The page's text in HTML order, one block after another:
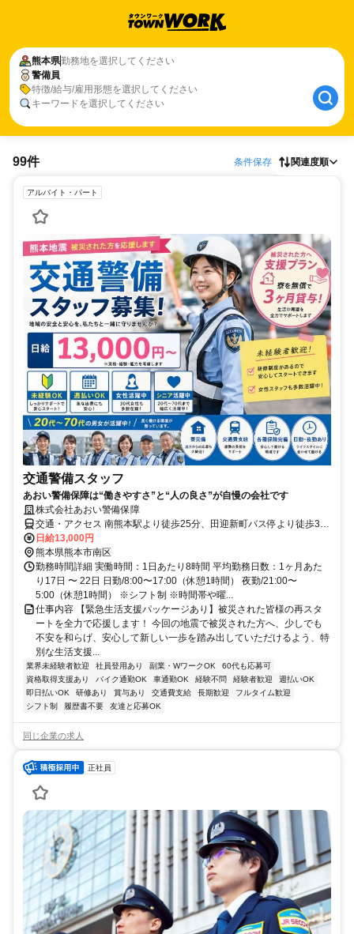
熊本県勤務地を選択してください
警備員
特徴/給与/雇用形態を選択してください
キーワードを選択してください
99件 条件保存 関連度順
アルバイト・パート
交通警備スタッフ
あおい警備保障は“働きやすさ”と“人の良さ”が自慢の会社です
株式会社あおい警備保障
交通・アクセス 南熊本駅より徒歩25分、田迎新町バス停より徒歩30
秒
日給13,000円
熊本県熊本市南区
勤務時間詳細 実働時間：1日あたり8時間 平均勤務日数：1ヶ月あた
り17日 〜 22日 日勤/8:00〜17:00（休憩1時間） 夜勤/21:00〜
5:00（休憩1時間） ※シフト制 ※時間帯や曜...
仕事内容 【緊急生活支援パッケージあり】被災された皆様の再スタ
ートを全力で応援します！ 今回の地震で被災された方へ、少しでも
不安を和らげ、安心して新しい一歩を踏み出していただけるよう、特
別な生活支援...
業界未経験者歓迎 社員登用あり 副業・WワークOK
60代も応募可
資格取得支援あり
バイク通勤OK 車通勤OK 経験不問 経験者歓迎
週払いOK
即日払いOK
研修あり 賞与あり 交通費支給 長期歓迎
フルタイム歓迎
シフト制
履歴書不要 友達と応募OK
同じ企業の求人
正社員